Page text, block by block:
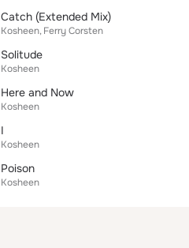
Catch (Extended Mix)
Kosheen Ferry Corsten
Solitude
Kosheen
Here and Now
Kosheen
I
Kosheen
Poison
Kosheen